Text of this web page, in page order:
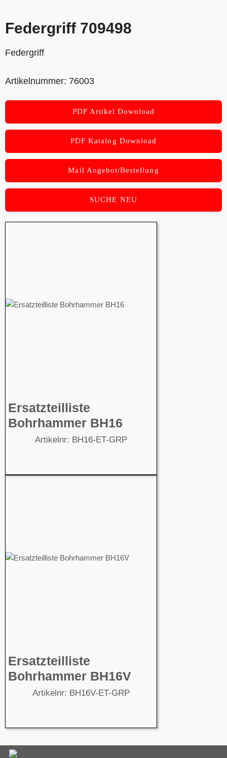
Federgriff 709498
Federgriff
Artikelnummer: 76003
PDF Artikel Download
PDF Katalog Download
Mail Angebot/Bestellung
SUCHE NEU
Ersatzteilliste
Bohrhammer BH16
Artikelnr: BH16-ET-GRP
Ersatzteilliste
Bohrhammer BH16V
Artikelnr: BH16V-ET-GRP